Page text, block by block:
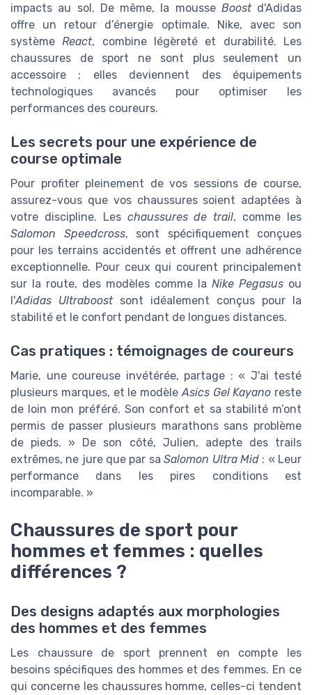
impacts au sol. De même, la mousse Boostd'Adidas
offre un retour d’énergie optimale. Nike, avec son
système React, combine légèreté et durabilité. Les
chaussures de sport ne sont plus seulement un
accessoire ; elles deviennent des équipements
technologiques avancés pour optimiser les
performances des coureurs.
Les secrets pour une expérience de
course optimale
Pour profiter pleinement de vos sessions de course,
assurez-vous que vos chaussures soient adaptées à
votre discipline. Les chaussures de trail, comme les
Salomon Speedcross, sont spécifiquement conçues
pour les terrains accidentés et offrent une adhérence
exceptionnelle. Pour ceux qui courent principalement
sur la route, des modèles comme la Nike Pegasus ou
l'Adidas Ultraboostsont idéalement conçus pour la
stabilité et le confort pendant de longues distances.
Cas pratiques : témoignages de coureurs
Marie, une coureuse invétérée, partage : « J'ai testé
plusieurs marques, et le modèleAsics Gel Kayano reste
de loin mon préféré. Son confort et sa stabilité m’ont
permis de passer plusieurs marathons sans problème
de pieds. » De son côté, Julien, adepte des trails
extrêmes, ne jure que par saSalomon Ultra Mid: « Leur
performance dans les pires conditions est
incomparable. »
Chaussures de sport pour
hommes et femmes : quelles
différences ?
Des designs adaptés aux morphologies
des hommes et des femmes
Les chaussure de sport prennent en compte les
besoins spécifiques des hommes et des femmes. En ce
qui concerne les chaussures homme, celles-ci tendent